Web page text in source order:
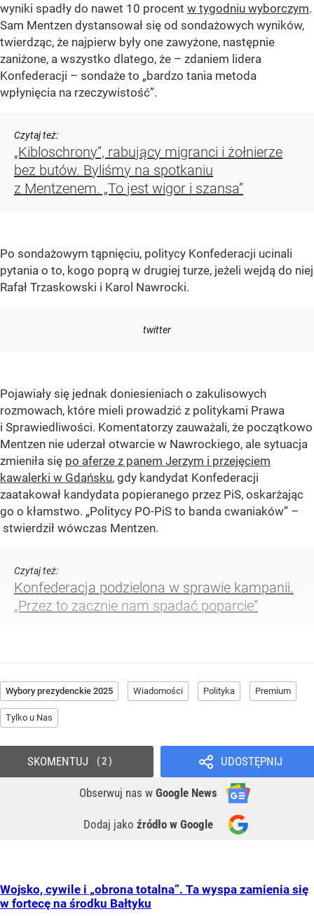
wyniki spadły do nawet 10 procent w tygodniu wyborczym.
Sam Mentzen dystansował się od sondażowych wyników,
twierdząc, że najpierw były one zawyżone, następnie
zaniżone, a wszystko dlatego, że – zdaniem lidera
Konfederacji – sondaże to „bardzo tania metoda
wpłynięcia na rzeczywistość”.
Czytaj też:
„Kibloschrony”, rabujący migranci i żołnierze
bez butów. Byliśmy na spotkaniu
z Mentzenem. „To jest wigor i szansa”
Po sondażowym tąpnięciu, politycy Konfederacji ucinali
pytania o to, kogo poprą w drugiej turze, jeżeli wejdą do niej
Rafał Trzaskowski i Karol Nawrocki.
twitter
Pojawiały się jednak doniesieniach o zakulisowych
rozmowach, które mieli prowadzić z politykami Prawa
i Sprawiedliwości. Komentatorzy zauważali, że początkowo
Mentzen nie uderzał otwarcie w Nawrockiego, ale sytuacja
zmieniła się po aferze z panem Jerzym i przejęciem
kawalerki w Gdańsku, gdy kandydat Konfederacji
zaatakował kandydata popieranego przez PiS, oskarżając
go o kłamstwo. „Politycy PO-PiS to banda cwaniaków” –
stwierdził wówczas Mentzen.
Czytaj też:
Konfederacja podzielona w sprawie kampanii.
„Przez to zacznie nam spadać poparcie”
Wybory prezydenckie 2025 Wiadomości Polityka Premium
Tylko u Nas
UDOSTĘPNIJ
Obserwuj nas w Google News
Dodaj jako źródło w Google
SKOMENTUJ 2
Wojsko, cywile i „obrona totalna”. Ta wyspa zamienia się
w fortecę na środku Bałtyku